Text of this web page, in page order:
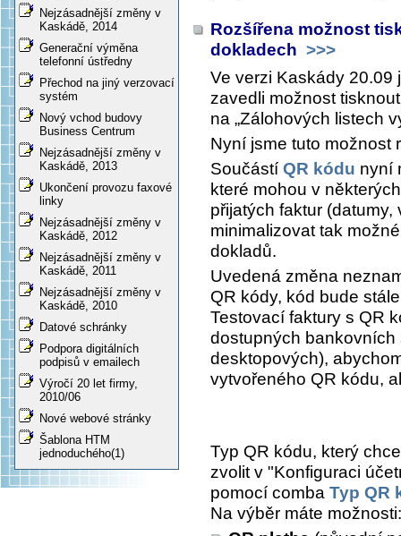
Nejzásadnější změny v
Kaskádě, 2014
Generační výměna
telefonní ústředny
Přechod na jiný verzovací
systém
Nový vchod budovy
Business Centrum
Nejzásadnější změny v
Kaskádě, 2013
Ukončení provozu faxové
linky
Nejzásadnější změny v
Kaskádě, 2012
Nejzásadnější změny v
Kaskádě, 2011
Nejzásadnější změny v
Kaskádě, 2010
Datové schránky
Podpora digitálních
podpisů v emailech
Výročí 20 let firmy,
2010/06
Nové webové stránky
Šablona HTM
jednoduchého(1)
Rozšířena možnost
dokladech >>>
Ve verzi Kaskády
zavedli možnost
na „Zálohových listech
Nyní jsme tuto možnost
Součástí QR kódu nyní
které mohou v
přijatých faktur
minimalizovat tak
dokladů.
Uvedená změna
QR kódy, kód bude
Testovací faktury s QR
dostupných
desktopových),
vytvořeného QR kódu,
Typ QR kódu, který
zvolit v "Konfiguraci
pomocí comba Typ QR
Na výběr máte možnosti: